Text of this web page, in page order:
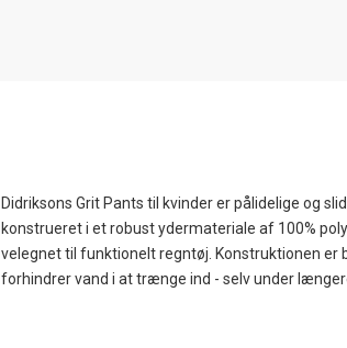
Didriksons Grit Pants til kvinder er pålidelige og
konstrueret i et robust ydermateriale af 100%
velegnet til funktionelt regntøj. Konstruktionen
forhindrer vand i at trænge ind - selv under